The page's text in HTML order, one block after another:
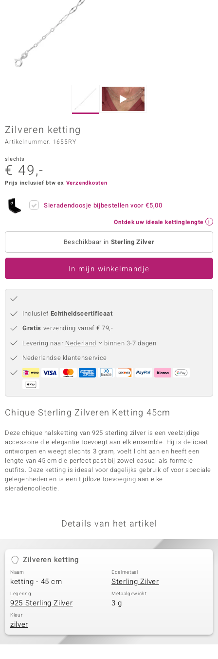
Designs
in Italy
Collection
Zilveren ketting
Artikelnummer: 1655RY
slechts
€ 49,-
Prijs inclusief btw ex Verzendkosten
Sieradendoosje bijbestellen voor€5,00
Ontdek uw ideale kettinglengte
Beschikbaar in Sterling Zilver
In mijn winkelmandje
Inclusief Echtheidscertificaat
Gratis verzending vanaf € 79,-
Levering naar Nederland
binnen 3-7 dagen
Nederlandse klantenservice
Chique Sterling Zilveren Ketting 45cm
Deze chique halsketting van 925 sterling zilver is een veelzijdige
accessoire die elegantie toevoegt aan elk ensemble. Hij is delicaat
ontworpen en weegt slechts 3 gram, voelt licht aan en heeft een
lengte van 45 cm die perfect past bij zowel casual als formele
outfits. Deze ketting is ideaal voor dagelijks gebruik of voor speciale
gelegenheden en is een tijdloze toevoeging aan elke
sieradencollectie.
Details van het artikel
Zilveren ketting
Naam
ketting - 45 cm
Edelmetaal
Sterling Zilver
Legering
925 Sterling Zilver
Metaalgewicht
3 g
Kleur
zilver